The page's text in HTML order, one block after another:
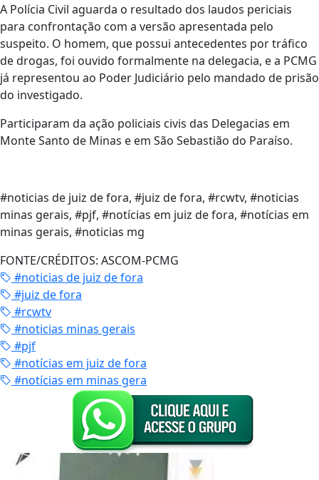
A Polícia Civil aguarda o resultado dos laudos periciais
para confrontação com a versão apresentada pelo
suspeito. O homem, que possui antecedentes por tráfico
de drogas, foi ouvido formalmente na delegacia, e a PCMG
já representou ao Poder Judiciário pelo mandado de prisão
do investigado.
Participaram da ação policiais civis das Delegacias em
Monte Santo de Minas e em São Sebastião do Paraíso.
#noticias de juiz de fora, #juiz de fora, #rcwtv, #noticias
minas gerais, #pjf, #notícias em juiz de fora, #notícias em
minas gerais, #noticias mg
FONTE/CRÉDITOS: ASCOM-PCMG
#noticias de juiz de fora
#juiz de fora
#rcwtv
#noticias minas gerais
#pjf
#notícias em juiz de fora
#notícias em minas gera